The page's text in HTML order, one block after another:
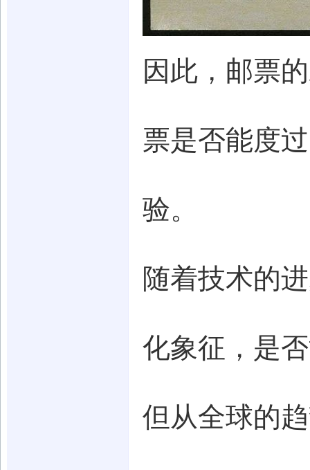
因此，邮票
票是否能度
验。
随着技术的
化象征，是
但从全球的